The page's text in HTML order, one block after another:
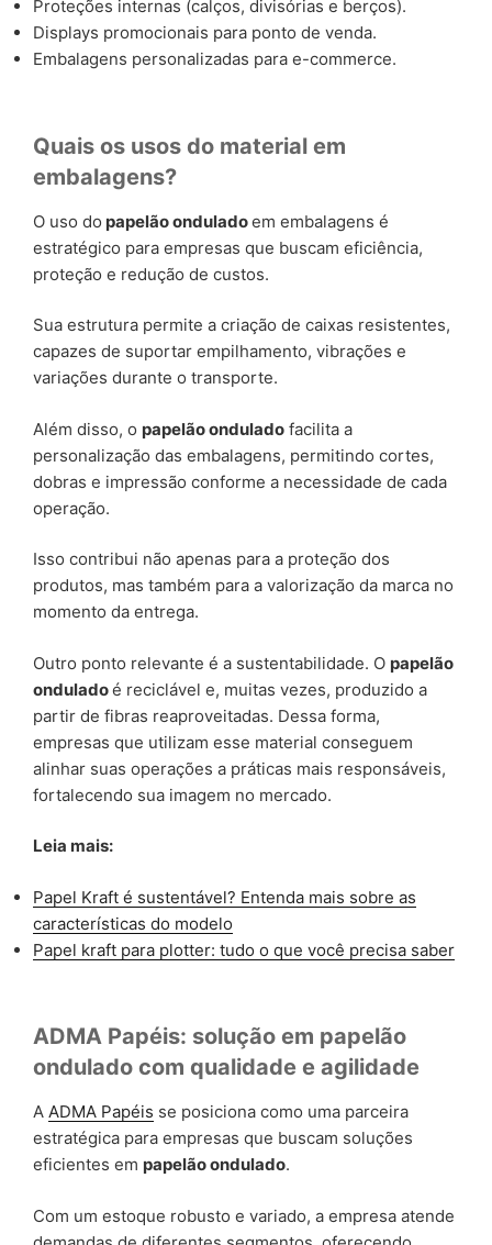
Proteções internas (calços, divisórias e berços).
Displays promocionais para ponto de venda.
Embalagens personalizadas para e-commerce.
Quais os usos do material em
embalagens?
O uso do papelão onduladoem embalagens é
estratégico para empresas que buscam eficiência,
proteção e redução de custos.
Sua estrutura permite a criação de caixas resistentes,
capazes de suportar empilhamento, vibrações e
variações durante o transporte.
Além disso, o papelão ondulado facilita a
personalização das embalagens, permitindo cortes,
dobras e impressão conforme a necessidade de cada
operação.
Isso contribui não apenas para a proteção dos
produtos, mas também para a valorização da marca no
momento da entrega.
Outro ponto relevante é a sustentabilidade. O papelão
onduladoé reciclável e, muitas vezes, produzido a
partir de fibras reaproveitadas. Dessa forma,
empresas que utilizam esse material conseguem
alinhar suas operações a práticas mais responsáveis,
fortalecendo sua imagem no mercado.
Leia mais:
Papel Kraft é sustentável? Entenda mais sobre as
características do modelo
Papel kraft para plotter: tudo o que você precisa saber
ADMA Papéis: solução em papelão
ondulado com qualidade e agilidade
A ADMA Papéis se posiciona como uma parceira
estratégica para empresas que buscam soluções
eficientes em papelão ondulado.
Com um estoque robusto e variado, a empresa atende